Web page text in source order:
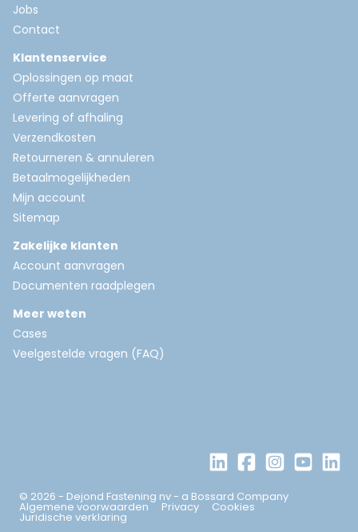
Jobs
Contact
Klantenservice
Oplossingen op maat
Offerte aanvragen
Levering of afhaling
Verzendkosten
Retourneren & annuleren
Betaalmogelijkheden
Mijn account
Sitemap
Zakelijke klanten
Account aanvragen
Documenten raadplegen
Meer weten
Cases
Veelgestelde vragen (FAQ)
© 2026 - Dejond Fastening nv - a Bossard Company
Algemene voorwaarden Privacy Cookies
Juridische verklaring